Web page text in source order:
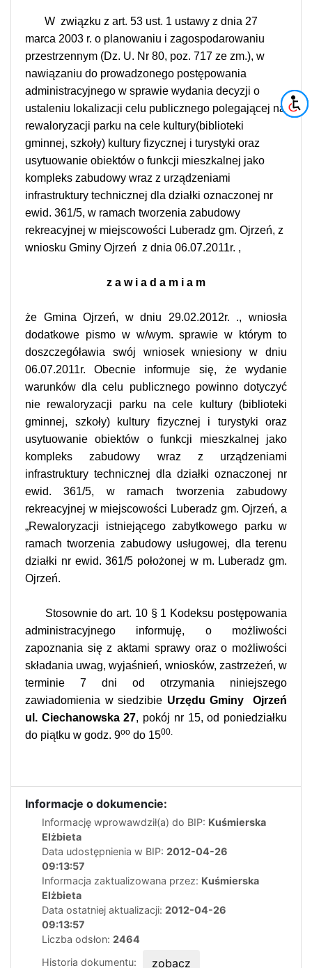
W związku z art. 53 ust. 1 ustawy z dnia 27
marca 2003 r. o planowaniu i zagospodarowaniu
przestrzennym (Dz. U. Nr 80, poz. 717 ze zm.), w
nawiązaniu do prowadzonego postępowania
administracyjnego w sprawie wydania decyzji o
ustaleniu lokalizacji celu publicznego polegającej na
rewaloryzacji parku na cele kultury(biblioteki
gminnej, szkoły) kultury fizycznej i turystyki oraz
usytuowanie obiektów o funkcji mieszkalnej jako
kompleks zabudowy wraz z urządzeniami
infrastruktury technicznej dla działki oznaczonej nr
ewid. 361/5, w ramach tworzenia zabudowy
rekreacyjnej w miejscowości Luberadz gm. Ojrzeń, z
wniosku Gminy Ojrzeń z dnia 06.07.2011r. ,
z a w i a d a m i a m
że Gmina Ojrzeń, w dniu 29.02.2012r. ., wniosła
dodatkowe pismo w w/wym. sprawie w którym to
doszczegóławia swój wniosek wniesiony w dniu
06.07.2011r. Obecnie informuje się, że wydanie
warunków dla celu publicznego powinno dotyczyć
nie rewaloryzacji parku na cele kultury (biblioteki
gminnej, szkoły) kultury fizycznej i turystyki oraz
usytuowanie obiektów o funkcji mieszkalnej jako
kompleks zabudowy wraz z urządzeniami
infrastruktury technicznej dla działki oznaczonej nr
ewid. 361/5, w ramach tworzenia zabudowy
rekreacyjnej w miejscowości Luberadz gm. Ojrzeń, a
„Rewaloryzacji istniejącego zabytkowego parku w
ramach tworzenia zabudowy usługowej, dla terenu
działki nr ewid. 361/5 położonej w m. Luberadz gm.
Ojrzeń.
Stosownie do art. 10 § 1 Kodeksu postępowania
administracyjnego informuję, o możliwości
zapoznania się z aktami sprawy oraz o możliwości
składania uwag, wyjaśnień, wniosków, zastrzeżeń, w
terminie 7 dni od otrzymania niniejszego
zawiadomienia w siedzibie Urzędu Gminy
Ojrzeń
ul. Ciechanowska 27, pokój nr 15, od poniedziałku
do piątku w godz. 9oo do 1500.
Informacje o dokumencie:
Informację wprowawdził(a) do BIP: Kuśmierska
Elżbieta
Data udostępnienia w BIP: 2012-04-26
09:13:57
Informacja zaktualizowana przez: Kuśmierska
Elżbieta
Data ostatniej aktualizacji: 2012-04-26
09:13:57
Liczba odsłon: 2464
Historia dokumentu:
zobacz